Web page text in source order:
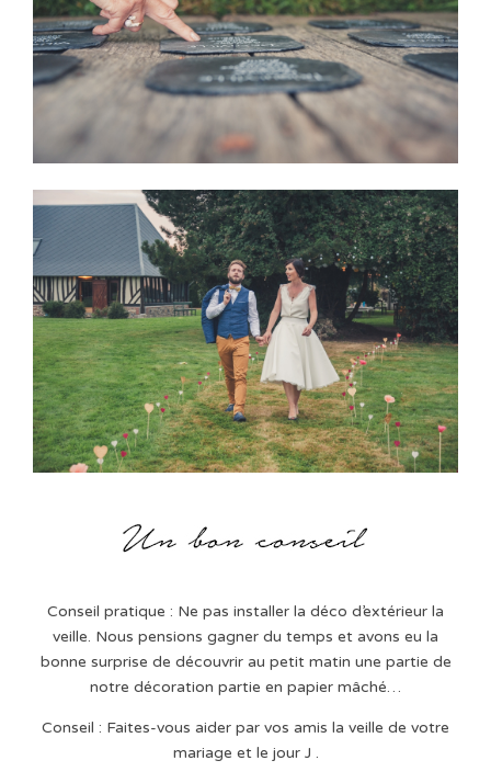
Conseil pratique : Ne pas installer la déco d’extérieur la
veille. Nous pensions gagner du temps et avons eu la
bonne surprise de découvrir au petit matin une partie de
notre décoration partie en papier mâché…
Conseil : Faites-vous aider par vos amis la veille de votre
mariage et le jour J .